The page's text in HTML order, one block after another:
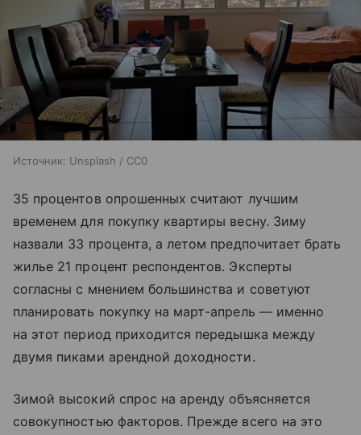
Источник: Unsplash / CC0
35 процентов опрошенных считают лучшим
временем для покупку квартиры весну. Зиму
назвали 33 процента, а летом предпочитает брать
жилье 21 процент респондентов. Эксперты
согласны с мнением большинства и советуют
планировать покупку на март-апрель — именно
на этот период приходится передышка между
двумя пиками арендной доходности.
Зимой высокий спрос на аренду объясняется
совокупностью факторов. Прежде всего на это